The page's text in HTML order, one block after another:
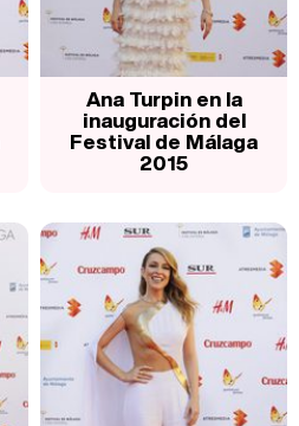
Ana Turpin en la
inauguración del
Festival de Málaga
2015